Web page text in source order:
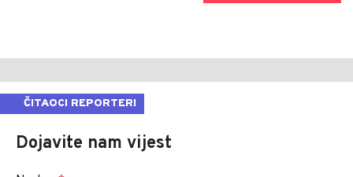
ČITAOCI REPORTERI
Dojavite nam vijest